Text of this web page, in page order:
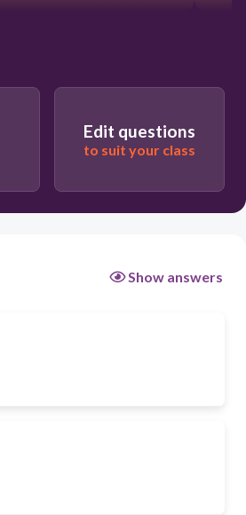
Edit questions
to suit your class
Show answers